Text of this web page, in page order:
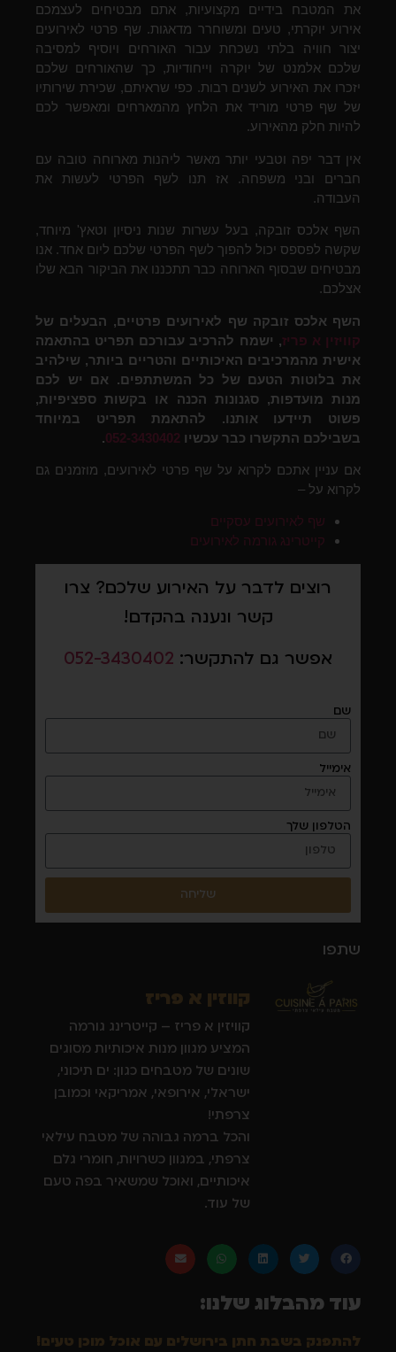
את המטבח בידיים מקצועיות, אתם מבטיחים לעצמכם
אירוע יוקרתי, טעים ומשוחרר מדאגות. שף פרטי לאירועים
יצור חוויה בלתי נשכחת עבור האורחים ויוסיף למסיבה
שלכם אלמנט של יוקרה וייחודיות, כך שהאורחים שלכם
יזכרו את האירוע לשנים רבות. כפי שראיתם, שכירת שירותיו
של שף פרטי מוריד את הלחץ מהמארחים ומאפשר לכם
להיות חלק מהאירוע.
אין דבר יפה וטבעי יותר מאשר ליהנות מארוחה טובה עם
חברים ובני משפחה. אז תנו לשף הפרטי לעשות את
העבודה.
השף אלכס זובקה, בעל עשרות שנות ניסיון וטאץ' מיוחד,
שקשה לפספס יכול להפוך לשף הפרטי שלכם ליום אחד. אנו
מבטיחים שבסוף הארוחה כבר תתכננו את הביקור הבא שלו
אצלכם.
השף אלכס זובקה שף לאירועים פרטיים, הבעלים של
קוויזין א פריז, ישמח להרכיב עבורכם תפריט בהתאמה
אישית מהמרכיבים האיכותיים והטריים ביותר, שילהיב
את בלוטות הטעם של כל המשתתפים. אם יש לכם
מנות מועדפות, סגנונות הכנה או בקשות ספציפיות,
פשוט תיידעו אותנו. להתאמת תפריט במיוחד
בשבילכם התקשרו כבר עכשיו 052-3430402
.
אם עניין אתכם לקרוא על שף פרטי לאירועים, מוזמנים גם
לקרוא על –
שף לאירועים עסקיים
קייטרינג גורמה לאירועים
רוצים לדבר על האירוע שלכם? צרו
קשר ונענה בהקדם!
אפשר גם להתקשר: 052-3430402
שם
אימייל
הטלפון שלך
שליחה
שתפו
קווזין א פריז
קוויזין א פריז – קייטרינג גורמה
המציע מגוון מנות איכותיות מסוגים
שונים של מטבחים כגון: ים תיכוני,
ישראלי, אירופאי, אמריקאי וכמובן
צרפתי!
והכל ברמה גבוהה של מטבח עילאי
צרפתי, במגוון כשרויות, חומרי גלם
איכותיים, ואוכל שמשאיר בפה טעם
של עוד.
עוד מהבלוג שלנו:
להתפנק בשבת חתן בירושלים עם אוכל מוכן טעים!